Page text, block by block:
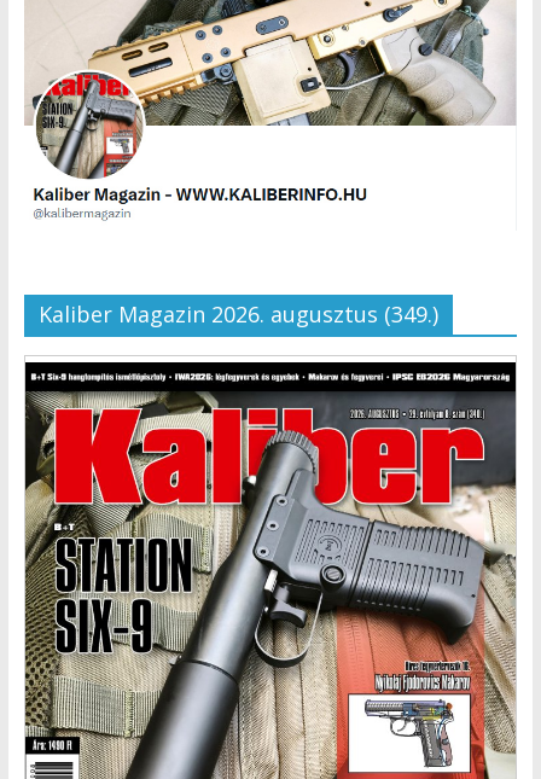
Kaliber Magazin 2026. augusztus (349.)